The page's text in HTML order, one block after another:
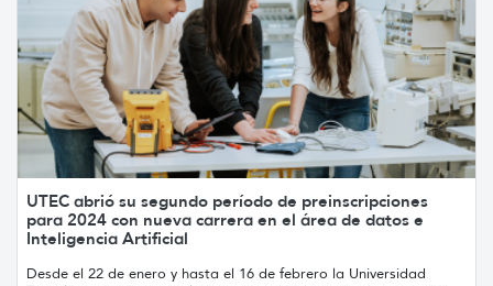
UTEC abrió su segundo período de preinscripciones
para 2024 con nueva carrera en el área de datos e
Inteligencia Artificial
Desde el 22 de enero y hasta el 16 de febrero la Universidad